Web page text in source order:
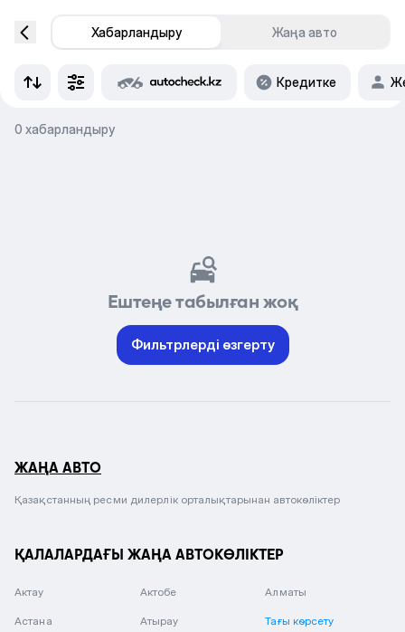
Хабарландыру Жаңа авто
Кредитке
0 хабарландыру
Ештеңе табылған жоқ
Фильтрлерді өзгерту
ЖАҢА АВТО
Қазақстанның ресми дилерлік орталықтарынан автокөліктер
ҚАЛАЛАРДАҒЫ ЖАҢА АВТОКӨЛІКТЕР
Актау Актобе Алматы
Астана Атырау Тағы көрсету